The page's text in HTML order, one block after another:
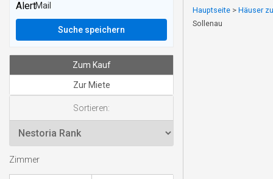
Hauptseite > Häuser
Sollenau
Mail
Suche speichern
Zum Kauf
Zur Miete
Sortieren:
Zimmer